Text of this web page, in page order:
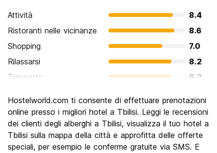
Attività
8.4
Ristoranti nelle vicinanze
8.6
Shopping
7.0
Rilassarsi
8.2
Trasporto
8.2
Luoghi di interesse culturale
8.5
Festa / Vita notturna
7.5
Qualita' Prezzo
8.8
Hostelworld.com ti consente di effettuare prenotazioni
online presso i migliori hotel a Tbilisi. Leggi le recensioni
dei clienti degli alberghi a Tbilisi, visualizza il tuo hotel a
Tbilisi sulla mappa della città e approfitta delle offerte
speciali, per esempio le conferme gratuite via SMS. E